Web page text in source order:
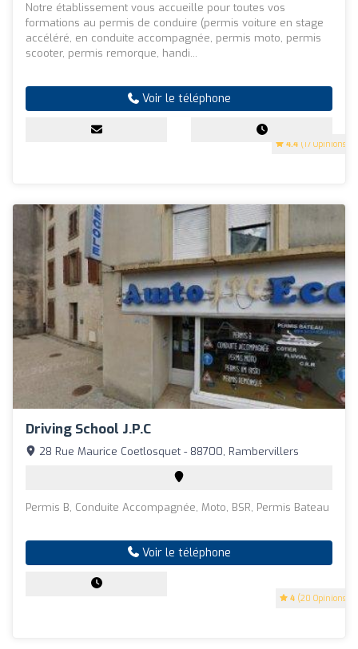
4.4 (17 Opinions)
Notre établissement vous accueille pour toutes vos
formations au permis de conduire (permis voiture en stage
accéléré, en conduite accompagnée, permis moto, permis
scooter, permis remorque, handi...
Voir le téléphone
Driving School J.p.c
4 (20 Opinions)
28 Rue Maurice Coetlosquet - 88700, Rambervillers
Permis B, Conduite Accompagnée, Moto, BSR, Permis Bateau
Voir le téléphone